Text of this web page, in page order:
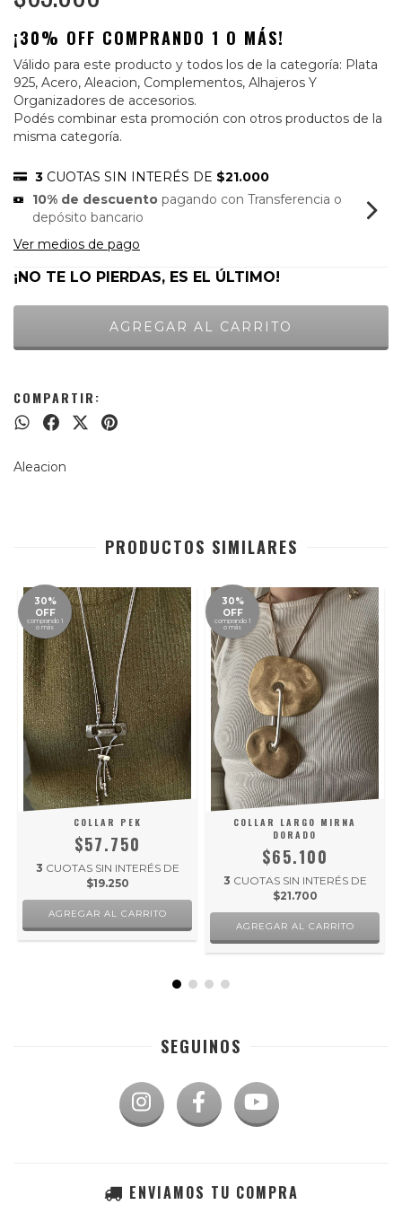
¡30% OFF COMPRANDO 1 O MÁS!
Válido para este producto y todos los de la categoría: Plata
925, Acero, Aleacion, Complementos, Alhajeros Y
Organizadores de accesorios.
Podés combinar esta promoción con otros productos de la
misma categoría.
3 CUOTAS SIN INTERÉS DE $21.000
10% de descuento pagando con Transferencia o
depósito bancario
Ver medios de pago
¡NO TE LO PIERDAS, ES EL ÚLTIMO!
COMPARTIR:
Aleacion
PRODUCTOS SIMILARES
30%
OFF
comprando 1
o más
COLLAR PEK
$57.750
3 CUOTAS SIN INTERÉS DE
$19.250
30%
OFF
comprando 1
o más
COLLAR LARGO MIRNA
DORADO
$65.100
3 CUOTAS SIN INTERÉS DE
$21.700
SEGUINOS
ENVIAMOS TU COMPRA